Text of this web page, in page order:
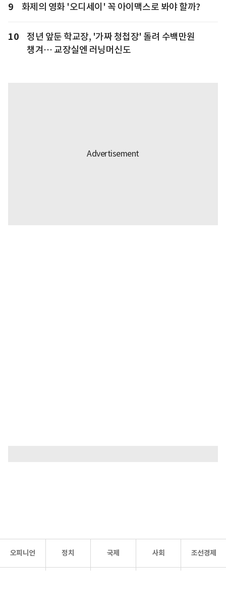
9 화제의 영화 '오디세이' 꼭 아이맥스로 봐야 할까?
10
정년 앞둔 학교장, '가짜 청첩장' 돌려 수백만원
챙겨… 교장실엔 러닝머신도
오피니언 정치 국제 사회 조선경제